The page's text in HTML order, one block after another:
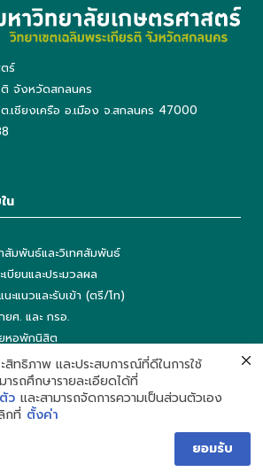
ร์
ติ จังหวัดสกลนคร
เชียงเครือ อ.เมือง จ.สกลนคร 47000
น
มพันธ์และวิเทศสัมพันธ์
บียนและประมวลผล
ะแนวและรับเข้า (ตรี/โท)
ศ. และ กรอ.
หอพักนิสิต
: งานเทคโนโลยีสารสนเทศ
ด
สิทธิภาพ และประสบการณ์ที่ดีในการใช้
รถศึกษารายละเอียดได้ที่
ว และสามารถจัดการความเป็นส่วนตัวเอง
กที่ ตั้งค่า
ยอมรับ